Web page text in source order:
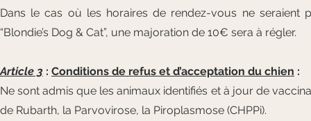
Dans le cas où les horaires de rendez-vous ne seraient
“Blondie’s Dog & Cat”, une majoration de 10€ sera à régler.
Article 3 : Conditions de refus et d’acceptation du chien :
Ne sont admis que les animaux identifiés et à jour de
de Rubarth, la Parvovirose, la Piroplasmose (CHPPi).